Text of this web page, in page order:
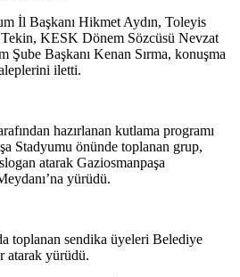
İl Başkanı Hikmet Aydın, Toleyis
Tekin, KESK Dönem Sözcüsü Nevzat
Şube Başkanı Kenan Sırma, konuşma
iletti.
hazırlanan kutlama programı
Stadyumu önünde toplanan grup,
atarak Gaziosmanpaşa
yürüdü.
toplanan sendika üyeleri Belediye
atarak yürüdü.